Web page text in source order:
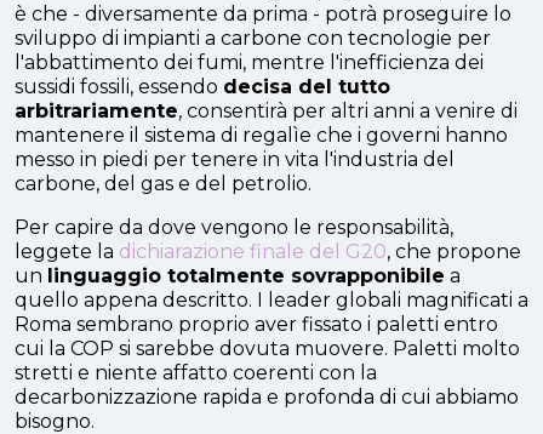
è che - diversamente da prima - potrà proseguire lo
sviluppo di impianti a carbone con tecnologie per
l'abbattimento dei fumi, mentre l'inefficienza dei
sussidi fossili, essendo decisa del tutto
arbitrariamente, consentirà per altri anni a venire di
mantenere il sistema di regalìe che i governi hanno
messo in piedi per tenere in vita l'industria del
carbone, del gas e del petrolio.
Per capire da dove vengono le responsabilità,
leggete la dichiarazione finale del G20, che propone
un linguaggio totalmente sovrapponibile a
quello appena descritto. I leader globali magnificati a
Roma sembrano proprio aver fissato i paletti entro
cui la COP si sarebbe dovuta muovere. Paletti molto
stretti e niente affatto coerenti con la
decarbonizzazione rapida e profonda di cui abbiamo
bisogno.